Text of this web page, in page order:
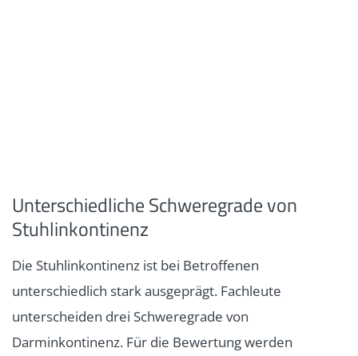
Unterschiedliche Schweregrade von
Stuhlinkontinenz
Die Stuhlinkontinenz ist bei Betroffenen
unterschiedlich stark ausgeprägt. Fachleute
unterscheiden drei Schweregrade von
Darminkontinenz. Für die Bewertung werden